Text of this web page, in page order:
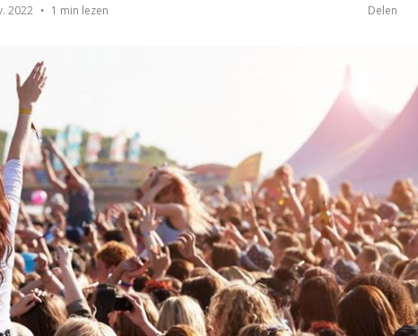
2022 1 min lezen Delen